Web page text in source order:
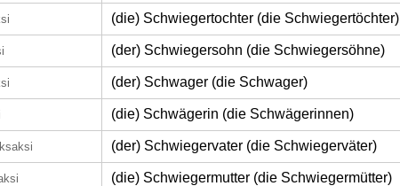
(die) Schwiegertochter (die Schwiegertöchter)
(der) Schwiegersohn (die Schwiegersöhne)
(der) Schwager (die Schwager)
(die) Schwägerin (die Schwägerinnen)
(der) Schwiegervater (die Schwiegerväter)
(die) Schwiegermutter (die Schwiegermütter)